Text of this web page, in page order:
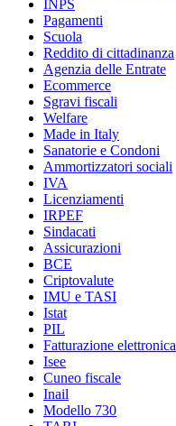
INPS
Pagamenti
Scuola
Reddito di cittadinanza
Agenzia delle Entrate
Ecommerce
Sgravi fiscali
Welfare
Made in Italy
Sanatorie e Condoni
Ammortizzatori sociali
IVA
Licenziamenti
IRPEF
Sindacati
Assicurazioni
BCE
Criptovalute
IMU e TASI
Istat
PIL
Fatturazione elettronica
Isee
Cuneo fiscale
Inail
Modello 730